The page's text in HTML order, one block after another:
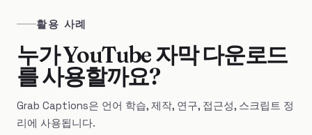
활용 사례
누가 YouTube 자막 다운로드
를 사용할까요?
Grab Captions은 언어 학습, 제작, 연구, 접근성, 스크립트 정
리에 사용됩니다.